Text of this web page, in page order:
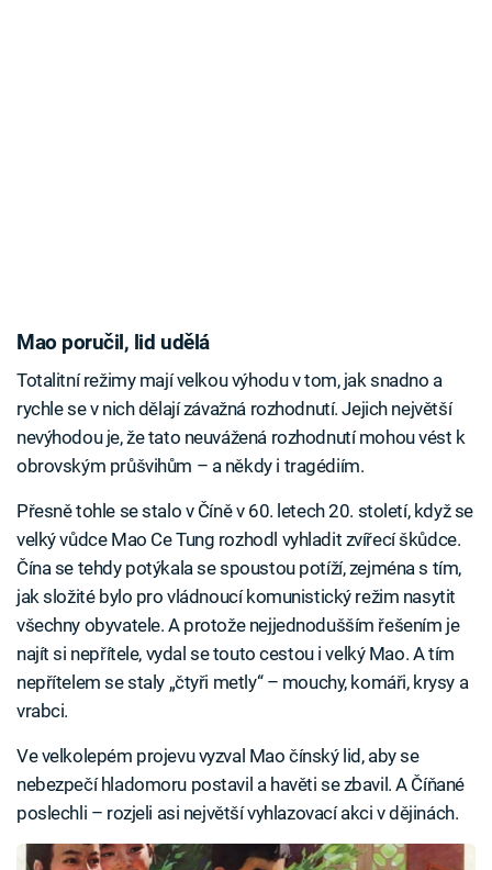
Mao poručil, lid udělá
Totalitní režimy mají velkou výhodu v tom, jak snadno a
rychle se v nich dělají závažná rozhodnutí. Jejich největší
nevýhodou je, že tato neuvážená rozhodnutí mohou vést k
obrovským průšvihům – a někdy i tragédiím.
Přesně tohle se stalo v Číně v 60. letech 20. století, když se
velký vůdce Mao Ce Tung rozhodl vyhladit zvířecí škůdce.
Čína se tehdy potýkala se spoustou potíží, zejména s tím,
jak složité bylo pro vládnoucí komunistický režim nasytit
všechny obyvatele. A protože nejjednodušším řešením je
najít si nepřítele, vydal se touto cestou i velký Mao. A tím
nepřítelem se staly „čtyři metly“ – mouchy, komáři, krysy a
vrabci.
Ve velkolepém projevu vyzval Mao čínský lid, aby se
nebezpečí hladomoru postavil a havěti se zbavil. A Číňané
poslechli – rozjeli asi největší vyhlazovací akci v dějinách.